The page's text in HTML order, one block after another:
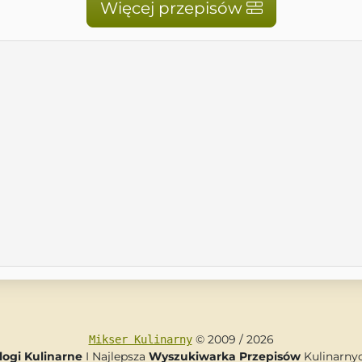
Więcej przepisów
Mikser Kulinarny© 2009 / 2026
Kulinarne I Najlepsza Wyszukiwarka Przepisów